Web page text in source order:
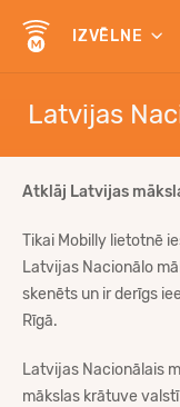
IZVĒLNE
Latvijas
Atklāj Latvijas
Tikai Mobilly lietotnē
Latvijas Nacionālo
skenēts un ir derīgs
Rīgā.
Latvijas Nacionālais
mākslas krātuve